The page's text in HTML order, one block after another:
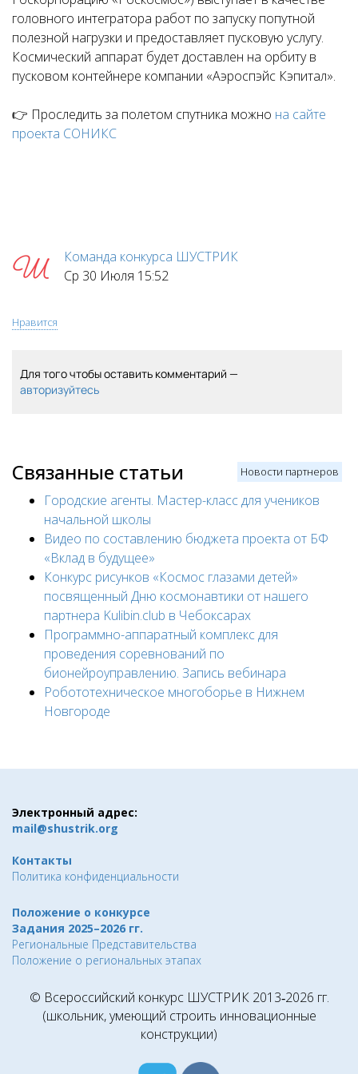
головного интегратора работ по запуску попутной
полезной нагрузки и предоставляет пусковую услугу.
Космический аппарат будет доставлен на орбиту в
пусковом контейнере компании «Аэроспэйс Кэпитал».
👉 Проследить за полетом спутника можно на сайте
проекта СОНИКС
Команда конкурса ШУСТРИК
Ср 30 Июля 15:52
Нравится
Для того чтобы оставить комментарий —
авторизуйтесь
Новости партнеров
Связанные статьи
Городские агенты. Мастер-класс для учеников
начальной школы
Видео по составлению бюджета проекта от БФ
«Вклад в будущее»
Конкурс рисунков «Космос глазами детей»
посвященный Дню космонавтики от нашего
партнера Kulibin.club в Чебоксарах
Программно-аппаратный комплекс для
проведения соревнований по
бионейроуправлению. Запись вебинара
Робототехническое многоборье в Нижнем
Новгороде
Электронный адрес:
mail@shustrik.org
Контакты
Политика конфиденциальности
Положение о конкурсе
Задания 2025–2026 гг.
Региональные Представительства
Положение о региональных этапах
© Всероссийский конкурс ШУСТРИК 2013‑2026 гг.
(школьник, умеющий строить инновационные
конструкции)